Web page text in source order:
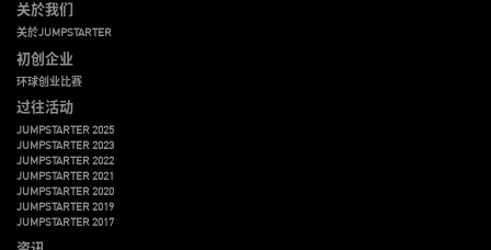
关於我们
关於JUMPSTARTER
初创企业
环球创业比赛
过往活动
JUMPSTARTER 2025
JUMPSTARTER 2023
JUMPSTARTER 2022
JUMPSTARTER 2021
JUMPSTARTER 2020
JUMPSTARTER 2019
JUMPSTARTER 2017